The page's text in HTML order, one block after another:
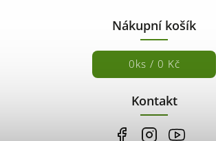
Nákupní košík
0ks / 0 Kč
Kontakt